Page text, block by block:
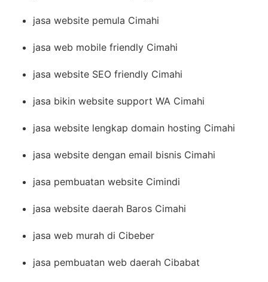
jasa website pemula Cimahi
jasa web mobile friendly Cimahi
jasa website SEO friendly Cimahi
jasa bikin website support WA Cimahi
jasa website lengkap domain hosting Cimahi
jasa website dengan email bisnis Cimahi
jasa pembuatan website Cimindi
jasa website daerah Baros Cimahi
jasa web murah di Cibeber
jasa pembuatan web daerah Cibabat